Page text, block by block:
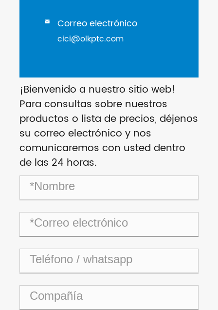
 Correo electrónico
cici@olkptc.com
¡Bienvenido a nuestro sitio web!
Para consultas sobre nuestros
productos o lista de precios, déjenos
su correo electrónico y nos
comunicaremos con usted dentro
de las 24 horas.